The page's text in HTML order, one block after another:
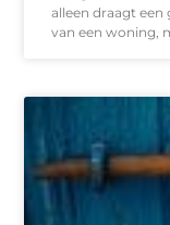
alleen draagt
van een woning,